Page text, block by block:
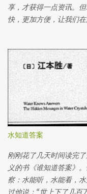
后，在坏话培养皿上角
皿下角的白饭长了一大
盖了。 青色的霉菌变大
碳（CO2）， 所以造成
皿闻一闻白饭的味道。
酵 的酸味，而坏话培养
验结果，看好话的白饭
波动频率是存在的。我
发出好的波动频率；坏
某种波动频率，此事物
接受了好话的频率，白
了坏话的频率，白饭被
到负面时，你就会自然
享，才获得一点资讯。
快，更加方便，让我们
具啊！但是偏偏有人就
重要吗？ 网络评分除了
法，最主要是建立有潜
评的分数固然重要！但
常。商家可以通过差评
流，及把错误做好。 差
错，因为人会从错误中
日后的3个月内没有被别
真的有采取行动，不再
犯，无论商家如何专业
间接性地表示商家只是
底。 网评的分数信得过
水知道答案
刚刚花了几天时间读完
义的书《谁知道答案》
察：水能听，水能看，
过他说：“世上下了几百